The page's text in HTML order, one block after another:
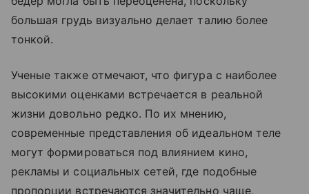
большая грудь визуально делает талию более
тонкой.
Ученые также отмечают, что фигура с наиболее
высокими оценками встречается в реальной
жизни довольно редко. По их мнению,
современные представления об идеальном теле
могут формироваться под влиянием кино,
рекламы и социальных сетей, где подобные
пропорции встречаются значительно чаще,